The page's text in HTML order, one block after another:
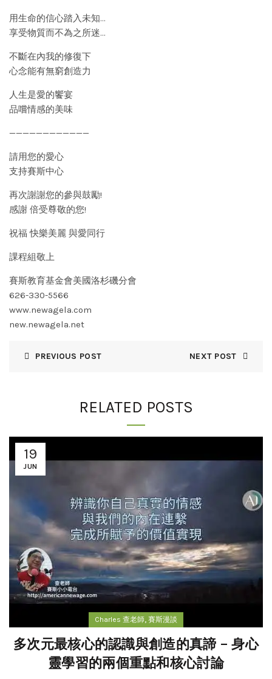
用生命的信心踏入未知…
享受物質而不為之所迷…
不斷在內我的修復下
心念能有無窮創造力
人生是愛的饗宴
品嚐情感的美味
————————————
請用您的愛心
支持賽斯中心
再次謝謝您的參與鼓勵!
感謝 倍受尊敬的您!
祝福 快樂美麗 與愛同行
課程組敬上
賽斯教育基金會美國洛杉磯分會
626-330-5566
www.newagela.com
new.newagela.net
PREVIOUS POST NEXT POST
RELATED POSTS
19
JUN
Charles 查老師, 賽斯漫談
多次元最核心的認識與創造的真諦 – 身心
靈學習的兩個重點和核心討論